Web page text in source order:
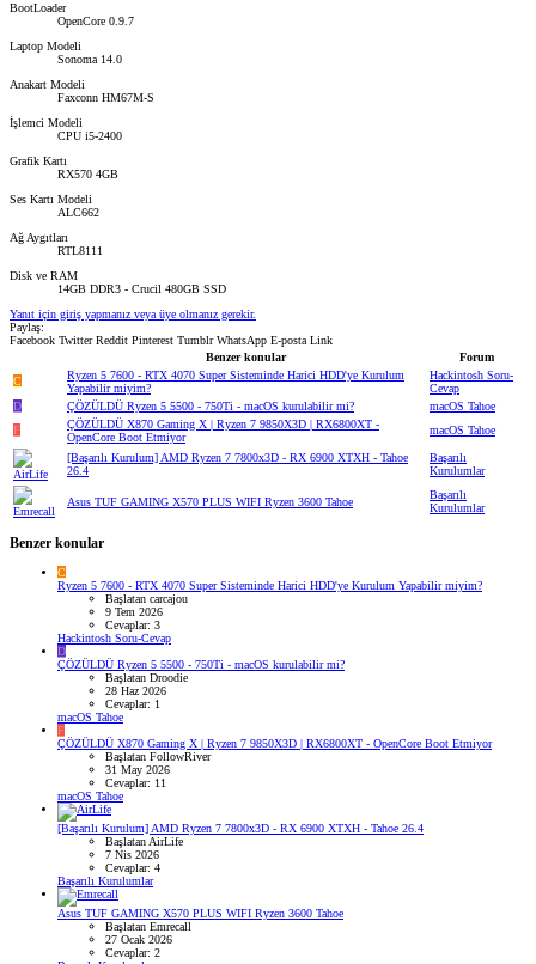
BootLoader
OpenCore 0.9.7
Laptop Modeli
Sonoma 14.0
Anakart Modeli
Faxconn HM67M-S
İşlemci Modeli
CPU i5-2400
Grafik Kartı
RX570 4GB
Ses Kartı Modeli
ALC662
Ağ Aygıtları
RTL8111
Disk ve RAM
14GB DDR3 - Crucil 480GB SSD
Yanıt için giriş yapmanız veya üye olmanız gerekir.
Paylaş:
Facebook Twitter Reddit Pinterest Tumblr WhatsApp E-posta Link
Benzer konular
Forum
C
Ryzen 5 7600 - RTX 4070 Super Sisteminde Harici HDD'ye Kurulum
Yapabilir miyim?
Hackintosh Soru-
Cevap
D
ÇÖZÜLDÜ Ryzen 5 5500 - 750Ti - macOS kurulabilir mi?
macOS Tahoe
F
ÇÖZÜLDÜ X870 Gaming X | Ryzen 7 9850X3D | RX6800XT -
OpenCore Boot Etmiyor
macOS Tahoe
[Başarılı Kurulum] AMD Ryzen 7 7800x3D - RX 6900 XTXH - Tahoe
26.4
Başarılı
Kurulumlar
Asus TUF GAMING X570 PLUS WIFI Ryzen 3600 Tahoe
Başarılı
Kurulumlar
Benzer konular
C
Ryzen 5 7600 - RTX 4070 Super Sisteminde Harici HDD'ye Kurulum Yapabilir miyim?
Başlatan carcajou
9 Tem 2026
Cevaplar: 3
Hackintosh Soru-Cevap
D
ÇÖZÜLDÜ Ryzen 5 5500 - 750Ti - macOS kurulabilir mi?
Başlatan Droodie
28 Haz 2026
Cevaplar: 1
macOS Tahoe
F
ÇÖZÜLDÜ X870 Gaming X | Ryzen 7 9850X3D | RX6800XT - OpenCore Boot Etmiyor
Başlatan FollowRiver
31 May 2026
Cevaplar: 11
macOS Tahoe
[Başarılı Kurulum] AMD Ryzen 7 7800x3D - RX 6900 XTXH - Tahoe 26.4
Başlatan AirLife
7 Nis 2026
Cevaplar: 4
Başarılı Kurulumlar
Asus TUF GAMING X570 PLUS WIFI Ryzen 3600 Tahoe
Başlatan Emrecall
27 Ocak 2026
Cevaplar: 2